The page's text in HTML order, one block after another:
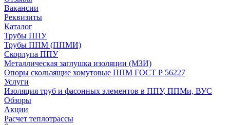
Вакансии
Реквизиты
Каталог
Трубы ППУ
Трубы ППМ (ППМИ)
Скорлупа ППУ
Металлическая заглушка изоляции (МЗИ)
Опоры скользящие хомутовые ППМ ГОСТ Р 56227
Услуги
Изоляция труб и фасонных элементов в ППУ, ППМи, ВУС
Обзоры
Акции
Расчет теплотрассы